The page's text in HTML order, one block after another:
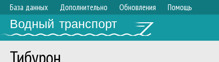
База данных Дополнительно Обновления Помощь
Водный транспорт
Тибурон